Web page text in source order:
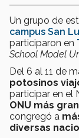
Un grupo de
campus San
participaron en
School Model
Del 6 al 11 de
potosinos
participar en el
ONU más
congregó a
diversas